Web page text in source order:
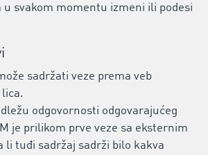
u svakom momentu izmeni ili podesi
sadržati veze prema veb
odgovornosti odgovarajućeg
je prilikom prve veze sa eksternim
li tuđi sadržaj sadrži bilo kakva